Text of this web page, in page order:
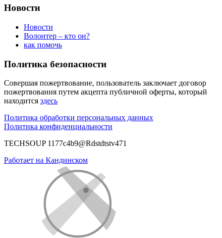
Новости
Новости
Волонтер – кто он?
как помочь
Политика безопасности
Совершая пожертвование, пользователь заключает договор
пожертвования путем акцепта публичной оферты, который
находится здесь
Политика обработки персональных данных
Политика конфиденциальности
TECHSOUP 1177c4b9@Rdstdtstv471
Работает на Кандинском